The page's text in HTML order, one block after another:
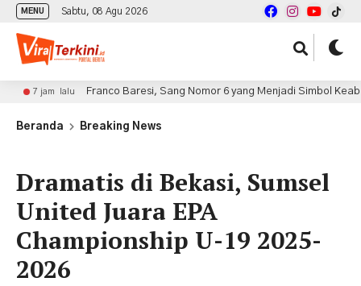
MENU Sabtu, 08 Agu 2026
Baresi, Sang Nomor 6 yang Menjadi Simbol Keabadian AC Milan
Beranda Breaking News
Dramatis di Bekasi, Sumsel
United Juara EPA
Championship U-19 2025-
2026